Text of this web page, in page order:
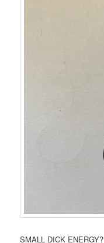
SMALL DICK ENERGY?